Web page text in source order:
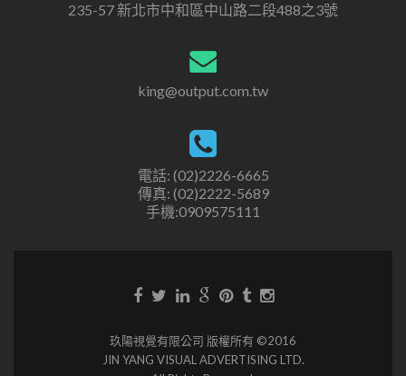
235-57 新北市中和區中山路二段488之3號
king@output.com.tw
電話: (02)2226-6665
傳真: (02)2222-5689
手機:0909575111
玖陽視覺有限公司 版權所有 ©2016
JIN YANG VISUAL ADVERTISING LTD.